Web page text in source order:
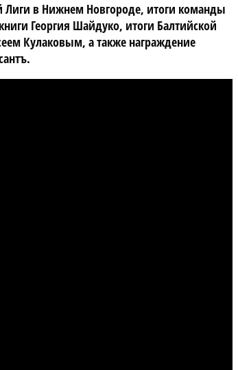
Лиги в Нижнем Новгороде, итоги команды
Георгия Шайдуко, итоги Балтийской
Кулаковым, а также награждение